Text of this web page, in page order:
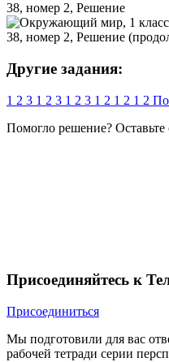
Другие задания:
1 2 3 1 2 3 1 2 3 1 2 1 2 1 2
Помогло решение? Оставьте
Присоединяйтесь к
Присоединиться
Мы подготовили для вас
рабочей тетради серии